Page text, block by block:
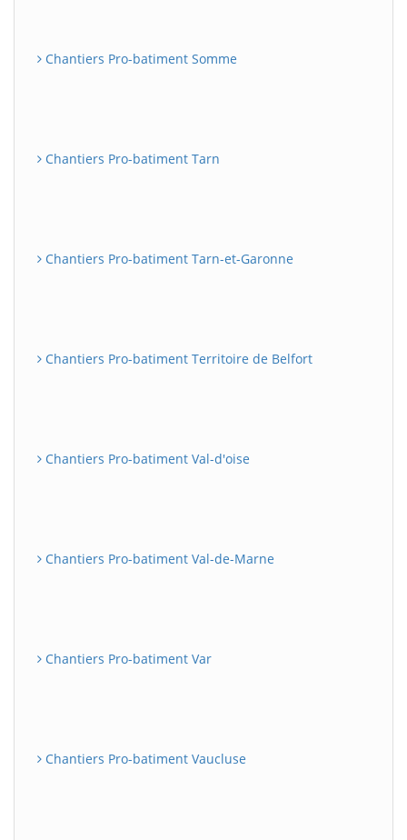
Chantiers Pro-batiment Somme
Chantiers Pro-batiment Tarn
Chantiers Pro-batiment Tarn-et-Garonne
Chantiers Pro-batiment Territoire de Belfort
Chantiers Pro-batiment Val-d'oise
Chantiers Pro-batiment Val-de-Marne
Chantiers Pro-batiment Var
Chantiers Pro-batiment Vaucluse